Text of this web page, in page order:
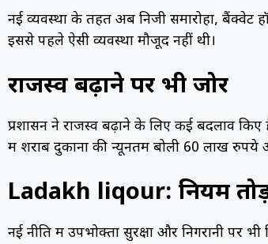
नई व्यवस्था के तहत अब निजी समारोहों, बैंक्वेट
इससे पहले ऐसी व्यवस्था मौजूद नहीं थी।
राजस्व बढ़ाने पर भी जोर
प्रशासन ने राजस्व बढ़ाने के लिए कई बदलाव
में शराब दुकानों की न्यूनतम बोली 60 लाख रुपये
Ladakh liqour: नियम
नई नीति में उपभोक्ता सुरक्षा और निगरानी पर